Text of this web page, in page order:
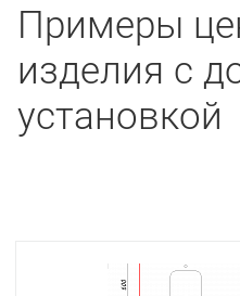
Примеры
изделия с
установкой